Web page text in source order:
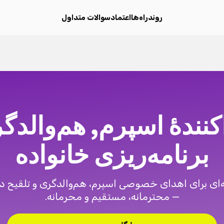
روندراه‌هااعتمادسوالات متداول
اسپرم,
برنامه‌ریزی خانواده
برای اهدای خصوصی اسپرم، هم‌والدگری و تلقیح
— محترمانه، مستقیم و محرمانه.